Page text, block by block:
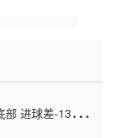
进球差-13令人